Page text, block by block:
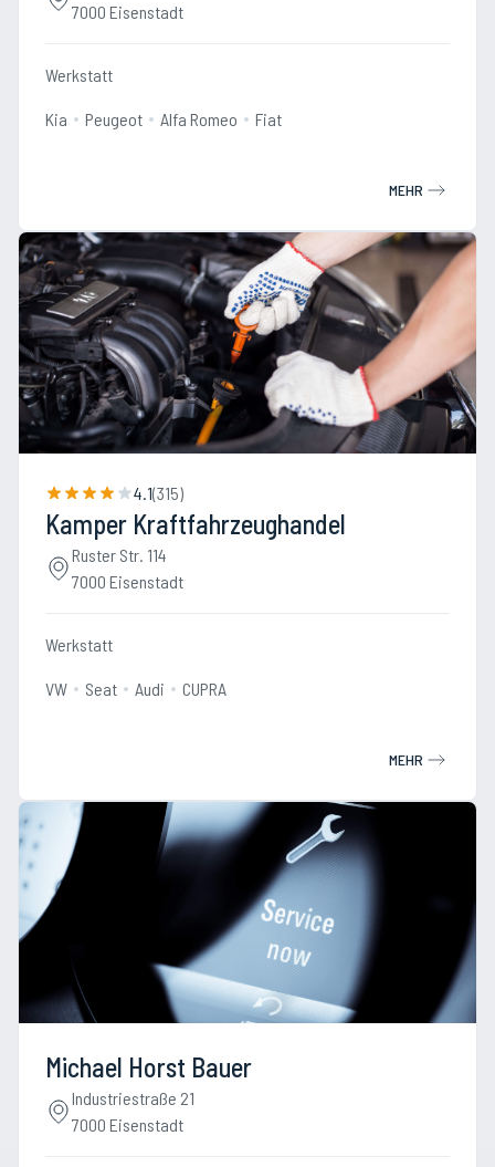
7000 Eisenstadt
Werkstatt
Kia Peugeot Alfa Romeo Fiat
MEHR
4.1(315)
Kamper Kraftfahrzeughandel
Ruster Str. 114
7000 Eisenstadt
Werkstatt
VW Seat Audi CUPRA
MEHR
Michael Horst Bauer
Industriestraße 21
7000 Eisenstadt